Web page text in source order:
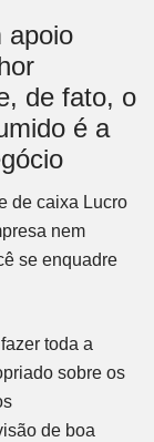
apoio
de fato, o
é a
de caixa Lucro
nem
se enquadre
toda a
sobre os
de boa